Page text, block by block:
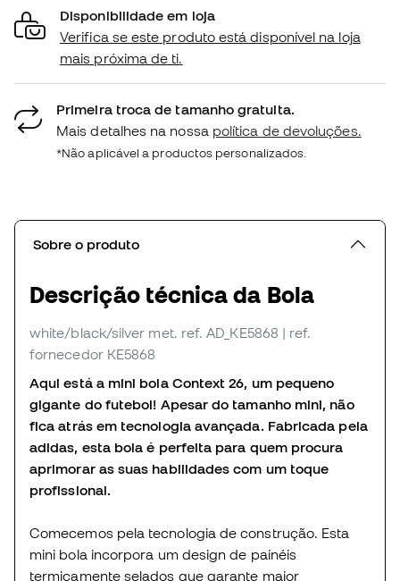
Disponibilidade em loja
Verifica se este produto está disponível na loja
mais próxima de ti.
Primeira troca de tamanho gratuita.
Mais detalhes na nossa política de devoluções.
*Não aplicável a productos personalizados.
Sobre o produto
Descrição técnica da Bola
white/black/silver met. ref. AD_KE5868 | ref.
fornecedor KE5868
Aqui está a mini bola Context 26, um pequeno
gigante do futebol! Apesar do tamanho mini, não
fica atrás em tecnologia avançada. Fabricada pela
adidas, esta bola é perfeita para quem procura
aprimorar as suas habilidades com um toque
profissional.
Comecemos pela tecnologia de construção. Esta
mini bola incorpora um design de painéis
termicamente selados que garante maior